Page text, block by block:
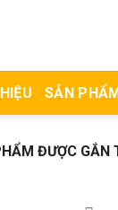
SẢN
ĐƯỢC GẮN